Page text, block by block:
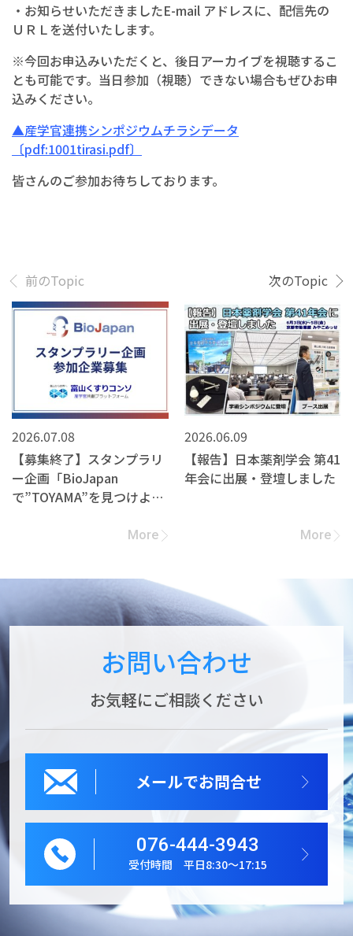
・お知らせいただきましたE-mail アドレスに、配信先の
ＵＲＬを送付いたします。
※今回お申込みいただくと、後日アーカイブを視聴するこ
とも可能です。当日参加（視聴）できない場合もぜひお申
込みください。
▲産学官連携シンポジウムチラシデータ
〔pdf:1001tirasi.pdf〕
皆さんのご参加お待ちしております。
2026.07.08
【募集終了】スタンプラリ
ー企画「BioJapan
で”TOYAMA”を見つけよ
More
2026.06.09
【報告】日本薬剤学会 第41
年会に出展・登壇しました
More
前のTopic 次のTopic
お問い合わせ
お気軽にご相談ください
メールでお問合せ
076-444-3943
受付時間 平日8:30～17:15